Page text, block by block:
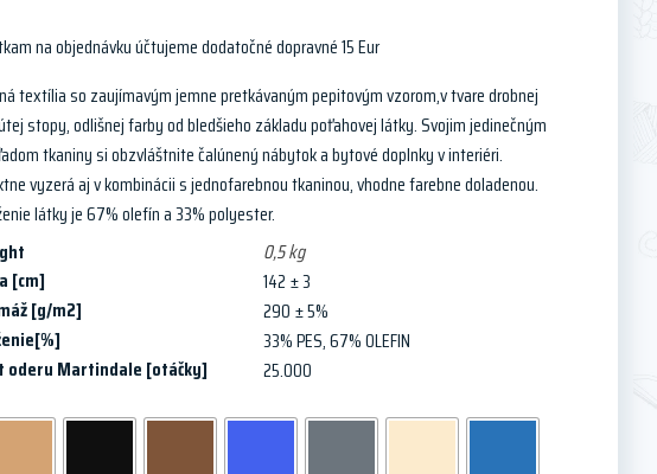
na objednávku účtujeme dodatočné dopravné 15 Eur
textília so zaujímavým jemne pretkávaným pepitovým vzorom,v tvare drobnej
stopy, odlišnej farby od bledšieho základu poťahovej látky. Svojim jedinečným
tkaniny si obzvláštnite čalúnený nábytok a bytové doplnky v interiéri.
vyzerá aj v kombinácii s jednofarebnou tkaninou, vhodne farebne doladenou.
látky je 67% olefín a 33% polyester.
0,5 kg
[cm]
142 ± 3
[g/m2]
290 ± 5%
33% PES, 67% OLEFIN
oderu Martindale [otáčky]
25.000